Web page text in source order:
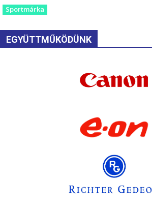
Sportmárka
EGYÜTTMŰKÖDÜNK